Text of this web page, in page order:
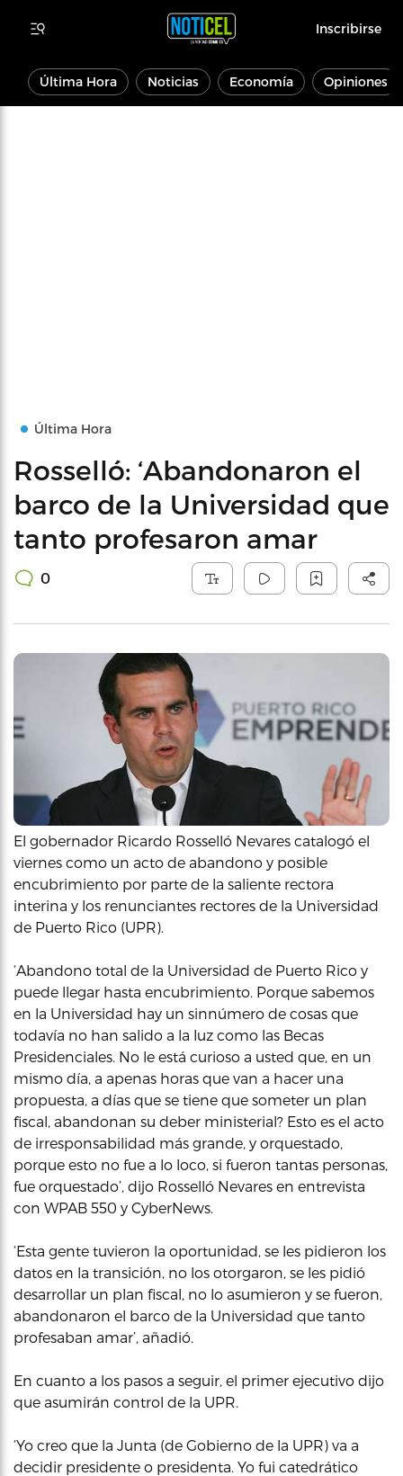
Inscribirse
Última Hora Noticias Economía Opiniones
Última Hora
Rosselló: ‘Abandonaron el
barco de la Universidad que
tanto profesaron amar
0
El gobernador Ricardo Rosselló Nevares catalogó el
viernes como un acto de abandono y posible
encubrimiento por parte de la saliente rectora
interina y los renunciantes rectores de la Universidad
de Puerto Rico (UPR).
‘Abandono total de la Universidad de Puerto Rico y
puede llegar hasta encubrimiento. Porque sabemos
en la Universidad hay un sinnúmero de cosas que
todavía no han salido a la luz como las Becas
Presidenciales. No le está curioso a usted que, en un
mismo día, a apenas horas que van a hacer una
propuesta, a días que se tiene que someter un plan
fiscal, abandonan su deber ministerial? Esto es el acto
de irresponsabilidad más grande, y orquestado,
porque esto no fue a lo loco, si fueron tantas personas,
fue orquestado’, dijo Rosselló Nevares en entrevista
con WPAB 550 y CyberNews.
‘Esta gente tuvieron la oportunidad, se les pidieron los
datos en la transición, no los otorgaron, se les pidió
desarrollar un plan fiscal, no lo asumieron y se fueron,
abandonaron el barco de la Universidad que tanto
profesaban amar’, añadió.
En cuanto a los pasos a seguir, el primer ejecutivo dijo
que asumirán control de la UPR.
‘Yo creo que la Junta (de Gobierno de la UPR) va a
decidir presidente o presidenta. Yo fui catedrático